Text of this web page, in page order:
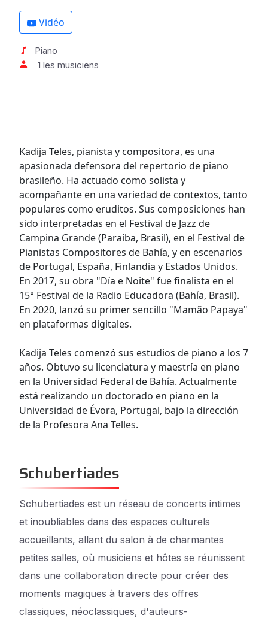
Vidéo
Piano
1 les musiciens
Kadija Teles, pianista y compositora, es una
apasionada defensora del repertorio de piano
brasileño. Ha actuado como solista y
acompañante en una variedad de contextos, tanto
populares como eruditos. Sus composiciones han
sido interpretadas en el Festival de Jazz de
Campina Grande (Paraíba, Brasil), en el Festival de
Pianistas Compositores de Bahía, y en escenarios
de Portugal, España, Finlandia y Estados Unidos.
En 2017, su obra "Día e Noite" fue finalista en el
15° Festival de la Radio Educadora (Bahía, Brasil).
En 2020, lanzó su primer sencillo "Mamão Papaya"
en plataformas digitales.
Kadija Teles comenzó sus estudios de piano a los 7
años. Obtuvo su licenciatura y maestría en piano
en la Universidad Federal de Bahía. Actualmente
está realizando un doctorado en piano en la
Universidad de Évora, Portugal, bajo la dirección
de la Profesora Ana Telles.
Schubertiades
Schubertiades est un réseau de concerts intimes
et inoubliables dans des espaces culturels
accueillants, allant du salon à de charmantes
petites salles, où musiciens et hôtes se réunissent
dans une collaboration directe pour créer des
moments magiques à travers des offres
classiques, néoclassiques, d'auteurs-